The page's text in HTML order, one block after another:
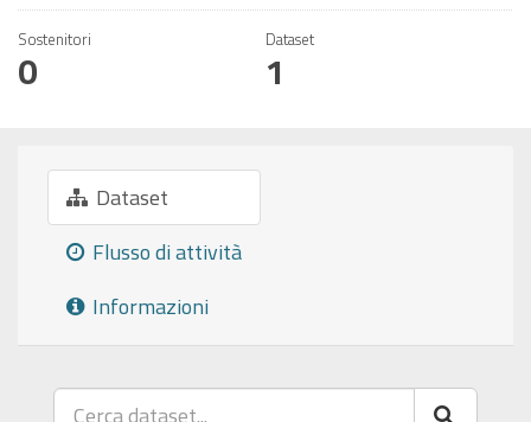
Sostenitori
0
Dataset
1
Dataset
Flusso di attività
Informazioni